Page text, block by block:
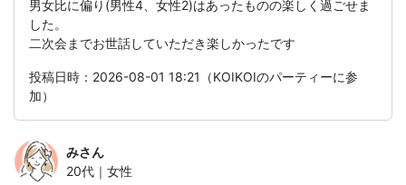
男女比に偏り(男性4、女性2)はあったものの楽しく過ごせま
した。
二次会までお世話していただき楽しかったです
投稿日時：2026-08-01 18:21（KOIKOIのパーティーに参
加）
みさん
20代｜女性